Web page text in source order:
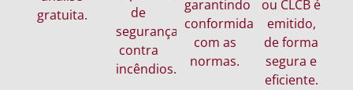
gratuita.
de
segurança
contra
incêndios.
garantindo
conformidade
com as
normas.
ou CLCB é
emitido,
de forma
segura e
eficiente.